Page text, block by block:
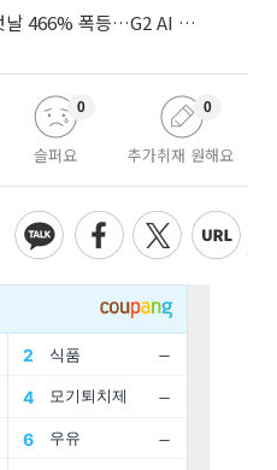
‘中 D램 굴기’ CXMT, 데뷔 첫날 466% 폭등…G2 AI 패권 ‘쩐의 전쟁’
슬퍼요
0
추가취재 원해요
0